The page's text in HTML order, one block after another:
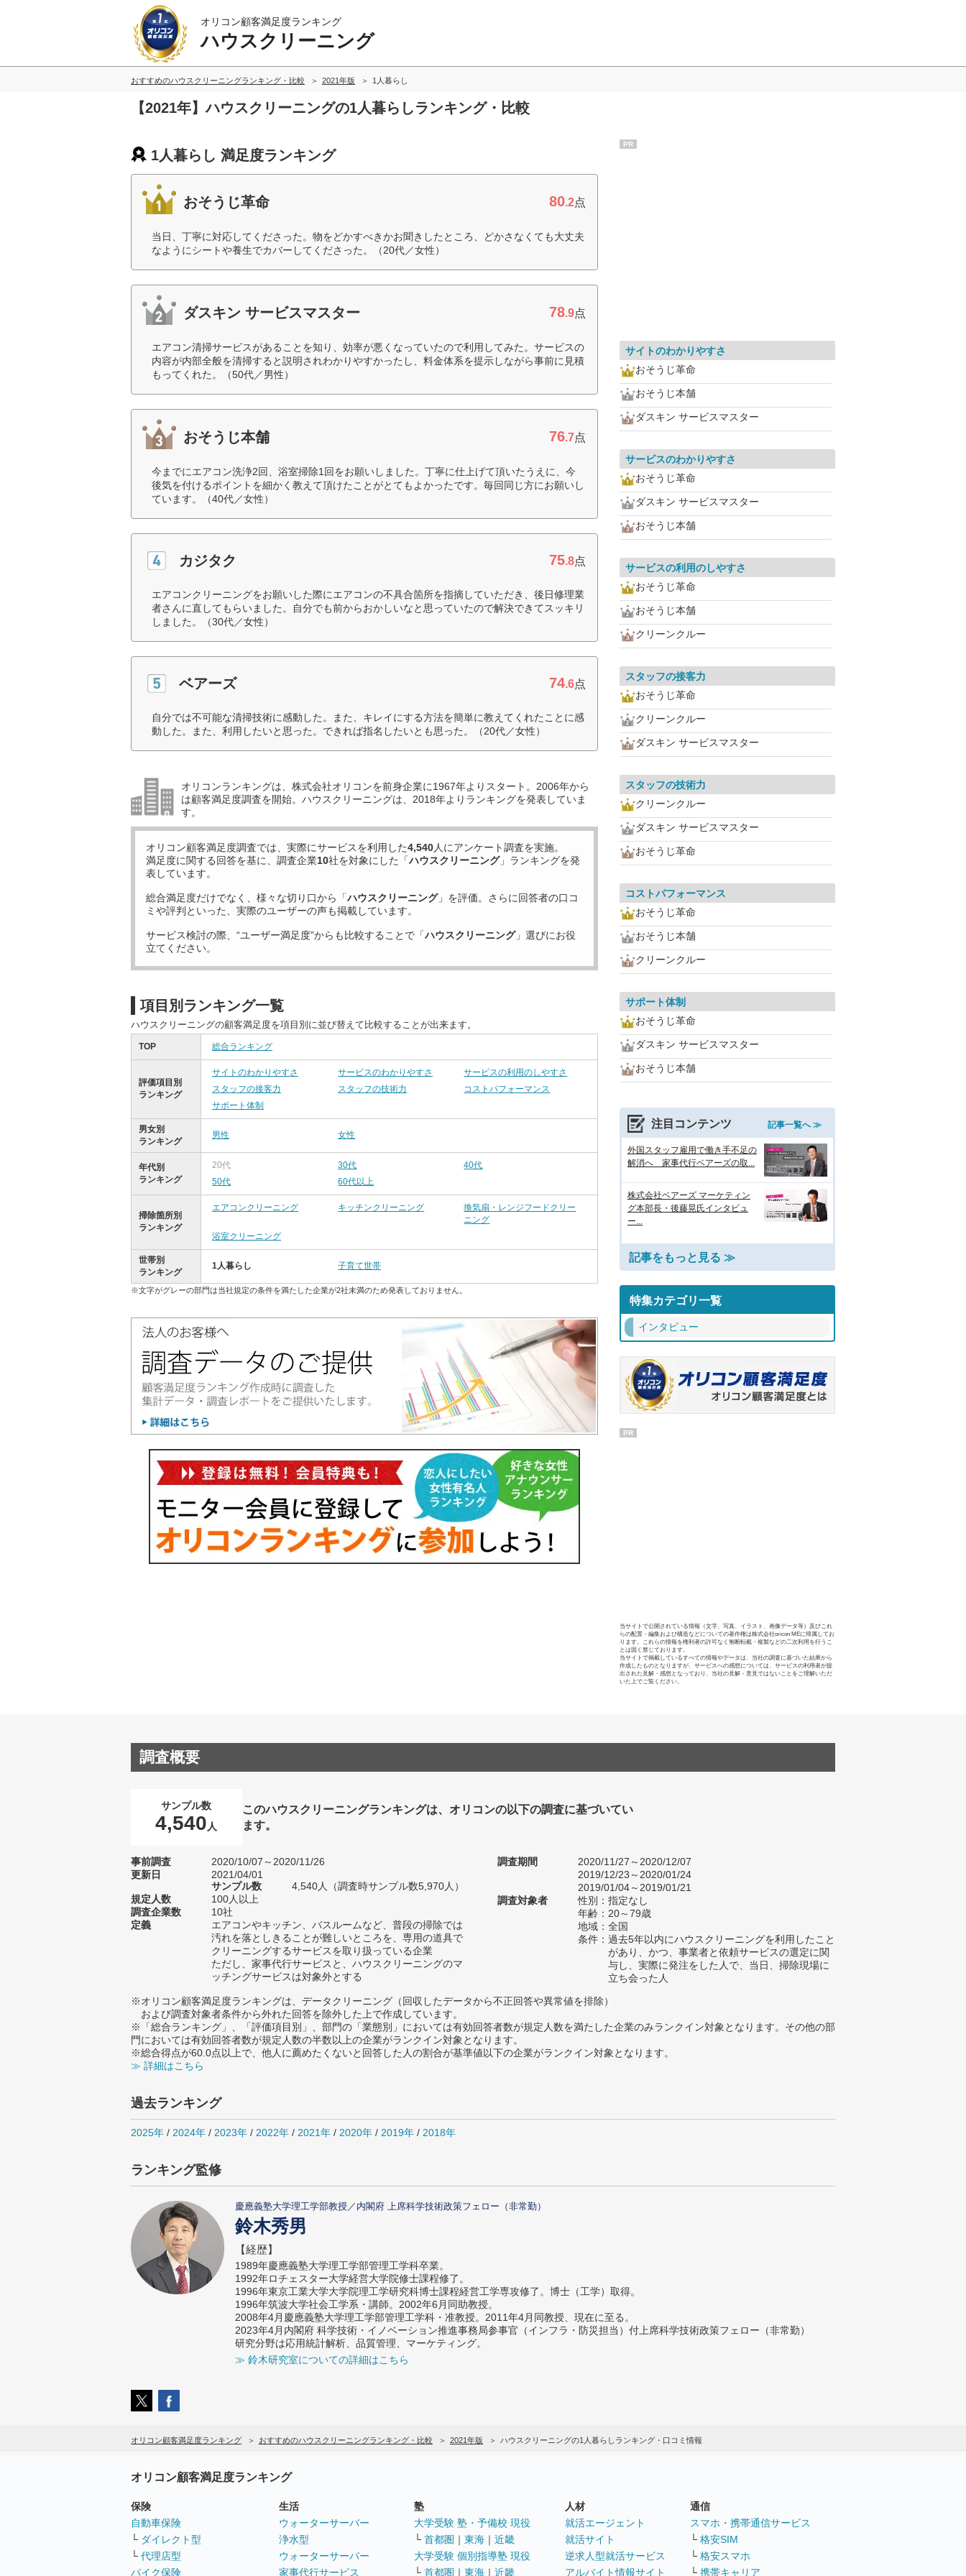
オリコン顧客満足度ランキング
ハウスクリーニング
おすすめのハウスクリーニングランキング・比較 2021年版 1人暮らし
【2021年】ハウスクリーニングの1人暮らしランキング・比較
1人暮らし 満足度ランキング
おそうじ革命 80.2点
当日、丁寧に対応してくださった。物をどかすべきかお聞きしたところ、どかさなくても大丈夫
なようにシートや養生でカバーしてくださった。（20代／女性）
ダスキン サービスマスター 78.9点
エアコン清掃サービスがあることを知り、効率が悪くなっていたので利用してみた。サービスの
内容が内部全般を清掃すると説明されわかりやすかったし、料金体系を提示しながら事前に見積
もってくれた。（50代／男性）
おそうじ本舗 76.7点
今までにエアコン洗浄2回、浴室掃除1回をお願いしました。丁寧に仕上げて頂いたうえに、今
後気を付けるポイントを細かく教えて頂けたことがとてもよかったです。毎回同じ方にお願いし
ています。（40代／女性）
カジタク 75.8点
エアコンクリーニングをお願いした際にエアコンの不具合箇所を指摘していただき、後日修理業
者さんに直してもらいました。自分でも前からおかしいなと思っていたので解決できてスッキリ
しました。（30代／女性）
ベアーズ 74.6点
自分では不可能な清掃技術に感動した。また、キレイにする方法を簡単に教えてくれたことに感
動した。また、利用したいと思った。できれば指名したいとも思った。（20代／女性）
オリコンランキングは、株式会社オリコンを前身企業に1967年よりスタート。2006年から
は顧客満足度調査を開始。ハウスクリーニングは、2018年よりランキングを発表していま
す。
オリコン顧客満足度調査では、実際にサービスを利用した4,540人にアンケート調査を実施。
満足度に関する回答を基に、調査企業10社を対象にした「ハウスクリーニング」ランキングを発
表しています。
総合満足度だけでなく、様々な切り口から「ハウスクリーニング」を評価。さらに回答者の口コ
ミや評判といった、実際のユーザーの声も掲載しています。
サービス検討の際、“ユーザー満足度”からも比較することで「ハウスクリーニング」選びにお役
立てください。
項目別ランキング一覧
ハウスクリーニングの顧客満足度を項目別に並び替えて比較することが出来ます。
TOP 総合ランキング
評価項目別
ランキング
サイトのわかりやすさ サービスのわかりやすさ
サービスの利用のしやすさ
スタッフの接客力
スタッフの技術力
コストパフォーマンス
サポート体制
男女別
ランキング
男性 女性
年代別
ランキング
20代 30代
40代
50代
60代以上
掃除箇所別
ランキング
エアコンクリーニング キッチンクリーニング
換気扇・レンジフードクリー
ニング
浴室クリーニング
世帯別
ランキング
1人暮らし 子育て世帯
※文字がグレーの部門は当社規定の条件を満たした企業が2社未満のため発表しておりません。
PR
サイトのわかりやすさ
おそうじ革命
おそうじ本舗
ダスキン サービスマスター
サービスのわかりやすさ
おそうじ革命
ダスキン サービスマスター
おそうじ本舗
サービスの利用のしやすさ
おそうじ革命
おそうじ本舗
クリーンクルー
スタッフの接客力
おそうじ革命
クリーンクルー
ダスキン サービスマスター
スタッフの技術力
クリーンクルー
ダスキン サービスマスター
おそうじ革命
コストパフォーマンス
おそうじ革命
おそうじ本舗
クリーンクルー
サポート体制
おそうじ革命
ダスキン サービスマスター
おそうじ本舗
注目コンテンツ 記事一覧へ ≫
外国スタッフ雇用で働き手不足の
解消へ 家事代行ベアーズの取...
株式会社ベアーズ マーケティン
グ本部長・後藤晃氏インタビュ
ー...
記事をもっと見る ≫
特集カテゴリ一覧
インタビュー
PR
当サイトで公開されている情報（文字、写真、イラスト、画像データ等）及びこれ
らの配置・編集および構造などについての著作権は株式会社oricon MEに帰属してお
ります。これらの情報を権利者の許可なく無断転載・複製などの二次利用を行うこ
とは固く禁じております。
当サイトで掲載しているすべての情報やデータは、当社の調査に基づいた結果から
作成したものとなりますが、サービスへの感想については、サービスの利用者が提
出された見解・感想となっており、当社の見解・意見ではないことをご理解いただ
いた上でご覧ください。
調査概要
サンプル数
4,540 人
このハウスクリーニングランキングは、オリコンの以下の調査に基づいてい
ます。
事前調査
2020/10/07～2020/11/26
更新日
2021/04/01
サンプル数
4,540人（調査時サンプル数5,970人）
規定人数
100人以上
調査企業数
10社
定義
エアコンやキッチン、バスルームなど、普段の掃除では
汚れを落としきることが難しいところを、専用の道具で
クリーニングするサービスを取り扱っている企業
ただし、家事代行サービスと、ハウスクリーニングのマ
ッチングサービスは対象外とする
調査期間
2020/11/27～2020/12/07
2019/12/23～2020/01/24
2019/01/04～2019/01/21
調査対象者
性別：指定なし
年齢：20～79歳
地域：全国
条件：過去5年以内にハウスクリーニングを利用したこと
があり、かつ、事業者と依頼サービスの選定に関
与し、実際に発注をした人で、当日、掃除現場に
立ち会った人
※オリコン顧客満足度ランキングは、データクリーニング（回収したデータから不正回答や異常値を排除）
および調査対象者条件から外れた回答を除外した上で作成しています。
※「総合ランキング」、「評価項目別」、部門の「業態別」においては有効回答者数が規定人数を満たした企業のみランクイン対象となります。その他の部
門においては有効回答者数が規定人数の半数以上の企業がランクイン対象となります。
※総合得点が60.0点以上で、他人に薦めたくないと回答した人の割合が基準値以下の企業がランクイン対象となります。
≫ 詳細はこちら
過去ランキング
2025年 / 2024年 / 2023年 / 2022年 / 2021年 / 2020年 / 2019年 / 2018年
ランキング監修
慶應義塾大学理工学部教授／内閣府 上席科学技術政策フェロー（非常勤）
鈴木秀男
【経歴】
1989年慶應義塾大学理工学部管理工学科卒業。
1992年ロチェスター大学経営大学院修士課程修了。
1996年東京工業大学大学院理工学研究科博士課程経営工学専攻修了。博士（工学）取得。
1996年筑波大学社会工学系・講師。2002年6月同助教授。
2008年4月慶應義塾大学理工学部管理工学科・准教授。2011年4月同教授、現在に至る。
2023年4月内閣府 科学技術・イノベーション推進事務局参事官（インフラ・防災担当）付上席科学技術政策フェロー（非常勤）
研究分野は応用統計解析、品質管理、マーケティング。
≫ 鈴木研究室についての詳細はこちら
オリコン顧客満足度ランキング おすすめのハウスクリーニングランキング・比較 2021年版 ハウスクリーニングの1人暮らしランキング・口コミ情報
オリコン顧客満足度ランキング
保険
自動車保険
└ ダイレクト型
└ 代理店型
バイク保険
生活
ウォーターサーバー
浄水型
ウォーターサーバー
家事代行サービス
塾
大学受験 塾・予備校 現役
└ 首都圏 ｜ 東海 ｜ 近畿
大学受験 個別指導塾 現役
└ 首都圏 ｜ 東海 ｜ 近畿
人材
就活エージェント
就活サイト
逆求人型就活サービス
アルバイト情報サイト
通信
スマホ・携帯通信サービス
└ 格安SIM
└ 格安スマホ
└ 携帯キャリア